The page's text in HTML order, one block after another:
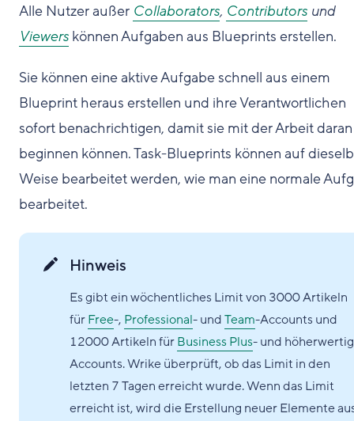
Alle Nutzer außer Collaborators, Contributors und
Viewers können Aufgaben aus Blueprints erstellen.
Sie können eine aktive Aufgabe schnell aus einem
Blueprint heraus erstellen und ihre Verantwortlichen
sofort benachrichtigen, damit sie mit der Arbeit daran
beginnen können. Task-Blueprints können auf
Weise bearbeitet werden, wie man eine normale
bearbeitet.
Hinweis
Es gibt ein wöchentliches Limit von 3000 Artikeln
fürFree-, Professional- undTeam-Accounts und
12000 Artikeln fürBusiness Plus- und
Accounts. Wrike überprüft, ob das Limit in den
letzten 7 Tagen erreicht wurde. Wenn das Limit
erreicht ist, wird die Erstellung neuer Elemente